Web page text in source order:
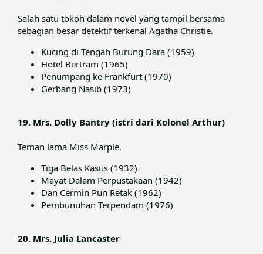
Salah satu tokoh dalam novel yang tampil bersama
sebagian besar detektif terkenal Agatha Christie.​
Kucing di Tengah Burung Dara (1959)
Hotel Bertram (1965)
Penumpang ke Frankfurt (1970)
Gerbang Nasib (1973)
19. Mrs. Dolly Bantry (istri dari Kolonel Arthur)
Teman lama Miss Marple.​
Tiga Belas Kasus (1932)
Mayat Dalam Perpustakaan (1942)
Dan Cermin Pun Retak (1962)
Pembunuhan Terpendam (1976)
20. Mrs. Julia Lancaster